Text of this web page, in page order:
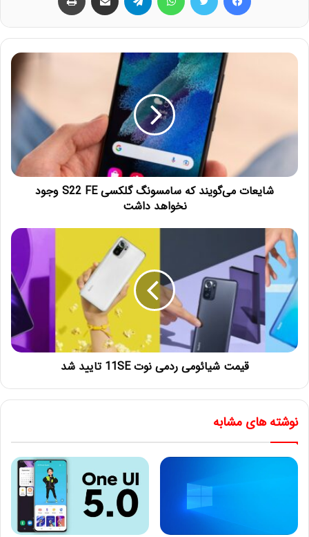
شایعات می‌گویند که سامسونگ گلکسی S22 FE وجود
نخواهد داشت
قیمت شیائومی ردمی نوت 11SE تایید شد
نوشته های مشابه